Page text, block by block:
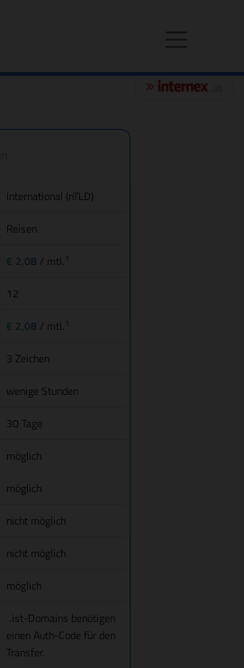
International (nTLD)
Reisen
€ 2,08 / mtl.
12
€ 2,08 / mtl.
3 Zeichen
wenige Stunden
30 Tage
möglich
möglich
nicht möglich
nicht möglich
möglich
.ist-Domains benötigen
einen Auth-Code für den
Transfer.